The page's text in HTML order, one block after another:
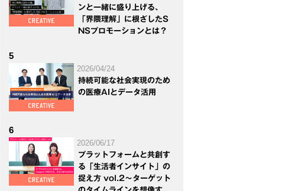
ンと一緒に盛り上げる、
「界隈理解」に根ざしたS
NSプロモーションとは？
5
2026/04/24
持続可能な社会実現のため
の医療AIとデータ活用
6
2026/06/17
プラットフォームと共創す
る「生活者インサイト」の
捉え方 vol.2～ターゲット